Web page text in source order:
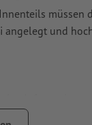
müssen
angelegt und